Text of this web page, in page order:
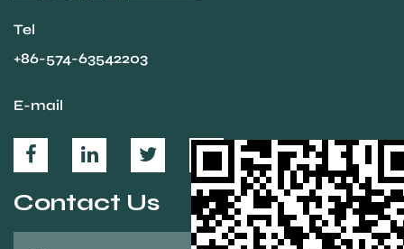
Tel
+86-574-63542203
E-mail
Contact Us